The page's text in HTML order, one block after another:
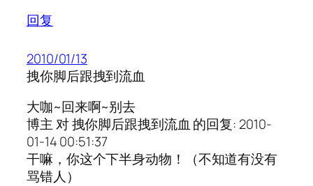
回复
2010/01/13
拽你脚后跟拽到流血
大咖~回来啊~别去
博主 对 拽你脚后跟拽到流血 的回复: 2010-
01-14 00:51:37
干嘛，你这个下半身动物！（不知道有没有
骂错人）